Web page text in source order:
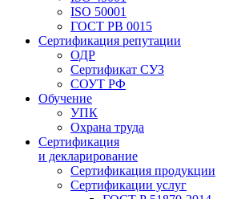
ISO 50001
ГОСТ РВ 0015
Сертификация репутации
ОДР
Сертификат СУЗ
СОУТ РФ
Обучение
УПК
Охрана труда
Сертификация
и декларирование
Сертификация продукции
Сертификации услуг